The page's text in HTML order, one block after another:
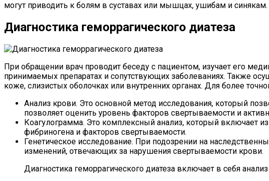
могут приводить к болям в суставах или мышцах, ушибам и
Диагностика геморрагического диатеза
При обращении врач проводит беседу с пациентом, изучает его
принимаемых препаратах и сопутствующих заболеваниях. Также
коже, слизистых оболочках или внутренних органах. Для более
Анализ крови. Это основной метод исследования, который
позволяет оценить уровень факторов свертываемости и
Коагулограмма. Это комплексный анализ, который включает
фибриногена и факторов свертываемости.
Генетическое исследование. При подозрении на
изменений, отвечающих за нарушения свертываемости крови.
Диагностика геморрагического диатеза включает в себя